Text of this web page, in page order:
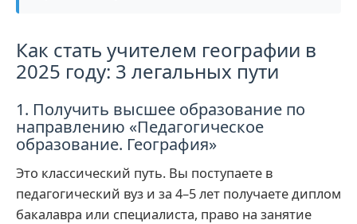
Как стать учителем географии в
2025 году: 3 легальных пути
1. Получить высшее образование по
направлению «Педагогическое
образование. География»
Это классический путь. Вы поступаете в
педагогический вуз и за 4–5 лет получаете диплом
бакалавра или специалиста, право на занятие